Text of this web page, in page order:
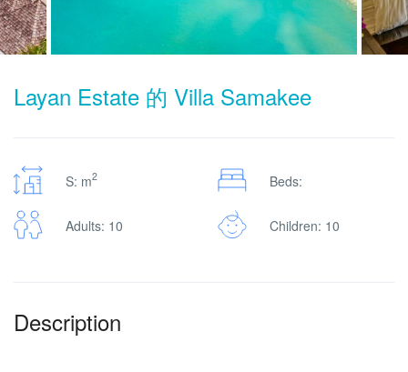
Layan Estate 的 Villa Samakee
S: m2 Beds:
Adults: 10 Children: 10
Description